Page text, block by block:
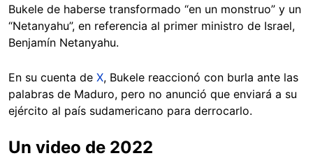
Bukele de haberse transformado “en un monstruo” y un
“Netanyahu”, en referencia al primer ministro de Israel,
Benjamín Netanyahu.
En su cuenta de X, Bukele reaccionó con burla ante las
palabras de Maduro, pero no anunció que enviará a su
ejército al país sudamericano para derrocarlo.
Un video de 2022